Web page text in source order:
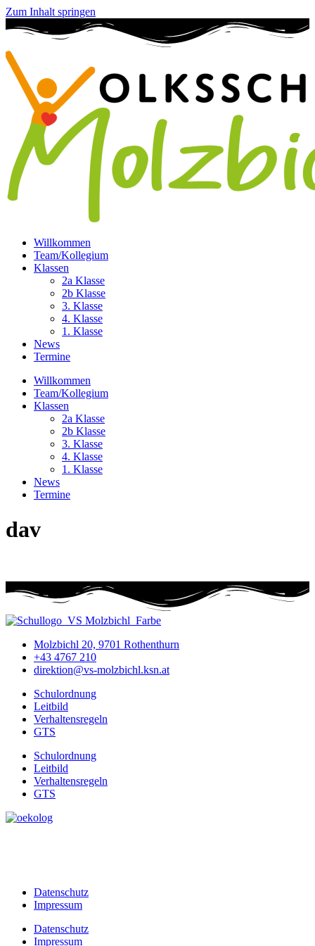
Zum Inhalt springen
Willkommen
Team/Kollegium
Klassen
2a Klasse
2b Klasse
3. Klasse
4. Klasse
1. Klasse
News
Termine
Willkommen
Team/Kollegium
Klassen
2a Klasse
2b Klasse
3. Klasse
4. Klasse
1. Klasse
News
Termine
dav
Molzbichl 20, 9701 Rothenthurn
+43 4767 210
direktion@vs-molzbichl.ksn.at
Schulordnung
Leitbild
Verhaltensregeln
GTS
Schulordnung
Leitbild
Verhaltensregeln
GTS
Datenschutz
Impressum
Datenschutz
Impressum